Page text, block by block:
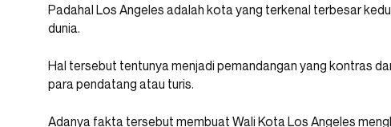
Padahal Los Angeles adalah kota yang terkenal terbesar
dunia.
Hal tersebut tentunya menjadi pemandangan yang kontras
para pendatang atau turis.
Adanya fakta tersebut membuat Wali Kota Los Angeles